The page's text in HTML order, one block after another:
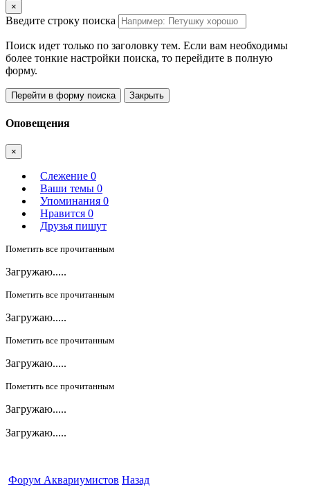
×
Введите строку поиска
Поиск идет только по заголовку тем. Если вам необходимы
более тонкие настройки поиска, то перейдите в полную
форму.
Перейти в форму поиска Закрыть
Оповещения
×
Слежение 0
Ваши темы 0
Упоминания 0
Нравится 0
Друзья пишут
Пометить все прочитанным
Загружаю.....
Пометить все прочитанным
Загружаю.....
Пометить все прочитанным
Загружаю.....
Пометить все прочитанным
Загружаю.....
Загружаю.....
Форум Аквариумистов Назад